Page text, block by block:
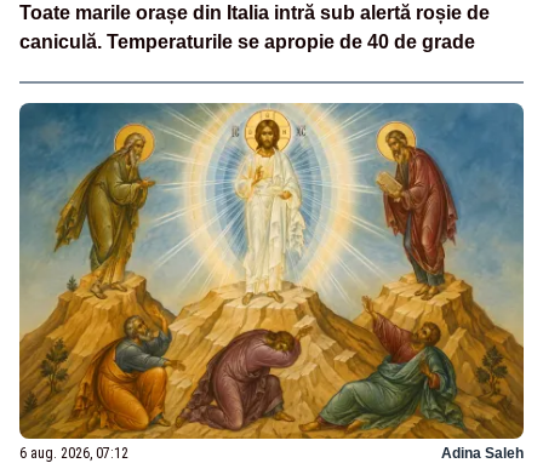
Toate marile orașe din Italia intră sub alertă roșie de
caniculă. Temperaturile se apropie de 40 de grade
6 aug. 2026, 07:12 Adina Saleh